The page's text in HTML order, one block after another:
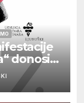
donosi
i